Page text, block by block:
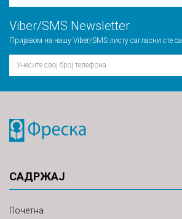
Viber/SMS Newsletter
Пријавом на нашу Viber/SMS листу сагласни сте са
САДРЖАЈ
Почетна